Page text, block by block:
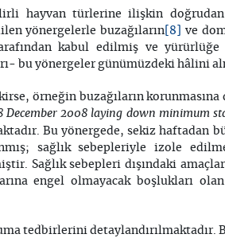
hayvan türlerine ilişkin
yönergelerle buzağıların [8] ve
kabul edilmiş ve
bu yönergeler günümüzdeki hâlini
örneğin buzağıların
December 2008 laying down minimum
Bu yönergede, sekiz haftadan
sağlık sebepleriyle izole
Sağlık sebepleri dışındaki
engel olmayacak boşlukları
tedbirlerini detaylandırılmaktadır.